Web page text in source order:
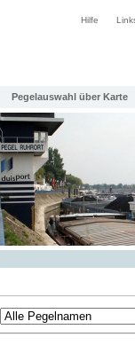
Hilfe
Pegelauswahl über Karte